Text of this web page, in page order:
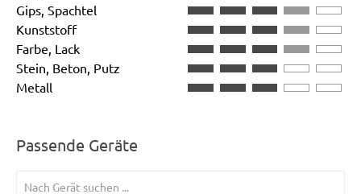
Gips, Spachtel
Kunststoff
Farbe, Lack
Stein, Beton, Putz
Metall
Passende Geräte